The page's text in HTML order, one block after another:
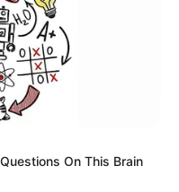
On This Brain